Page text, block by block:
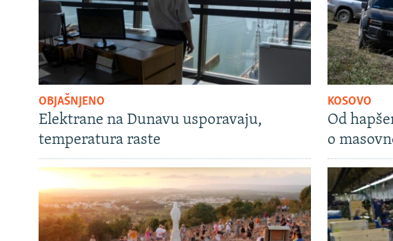
OBJAŠNJENO
Elektrane na Dunavu usporavaju,
temperatura raste
KOSOVO
Od
o